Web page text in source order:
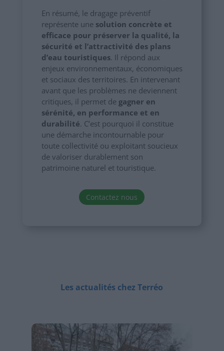
En résumé, le dragage préventif
représente une solution concrète et
efficace pour préserver la qualité, la
sécurité et l’attractivité des plans
d’eau touristiques. Il répond aux
enjeux environnementaux, économiques
et sociaux des territoires. En intervenant
avant que les problèmes ne deviennent
critiques, il permet de gagner en
sérénité, en performance et en
durabilité. C’est pourquoi il constitue
une démarche incontournable pour
toute collectivité ou exploitant soucieux
de valoriser durablement son
patrimoine naturel et touristique.
Contactez nous
Les actualités chez Terréo